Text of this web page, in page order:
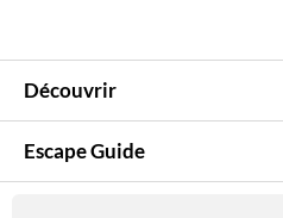
Découvrir
Escape Guide